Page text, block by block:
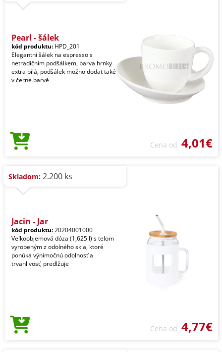
Pearl - šálek
kód produktu: HPD_201
Elegantní šálek na espresso s
netradičním podšálkem, barva hrnky
extra bílá, podšálek možno dodat také
v černé barvě
Cena od 4,01€
Skladom: 2.200 ks
Jacin - Jar
kód produktu:20204001000
Veľkoobjemová dóza (1,625 l) s telom
vyrobeným z odolného skla, ktoré
ponúka výnimočnú odolnosť a
trvanlivosť, predlžuje
Cena od 4,77€